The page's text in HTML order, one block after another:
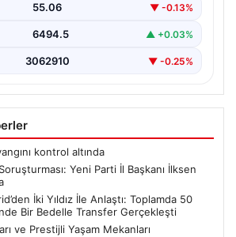
55.06 ▼ -0.13%
6494.5 ▲ +0.03%
3062910 ▼ -0.25%
kontrol altında
Yeni Parti İl Başkanı İlksen
İki Yıldız İle Anlaştı: Toplamda 50
Bir Bedelle Transfer Gerçekleşti
ve Prestijli Yaşam Mekanları